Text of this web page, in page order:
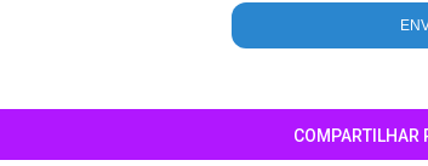
COMPARTILHAR